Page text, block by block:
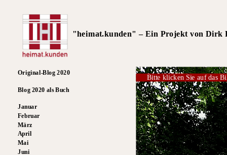
"heimat.kunden" – Ein Projekt von Dirk
Original-Blog 2020
Blog 2020 als Buch
Januar
Februar
März
April
Mai
Juni
Bitte klicken Sie auf das